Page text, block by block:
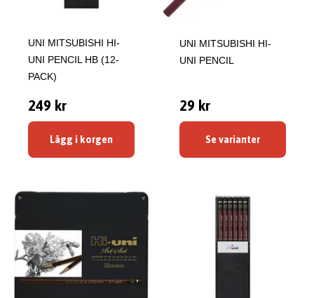
UNI MITSUBISHI HI-
UNI PENCIL HB (12-
PACK)
249 kr
Lägg i korgen
UNI MITSUBISHI HI-
UNI PENCIL
29 kr
Se varianter